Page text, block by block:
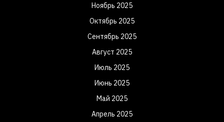
Ноябрь 2025
Октябрь 2025
Сентябрь 2025
Август 2025
Июль 2025
Июнь 2025
Май 2025
Апрель 2025